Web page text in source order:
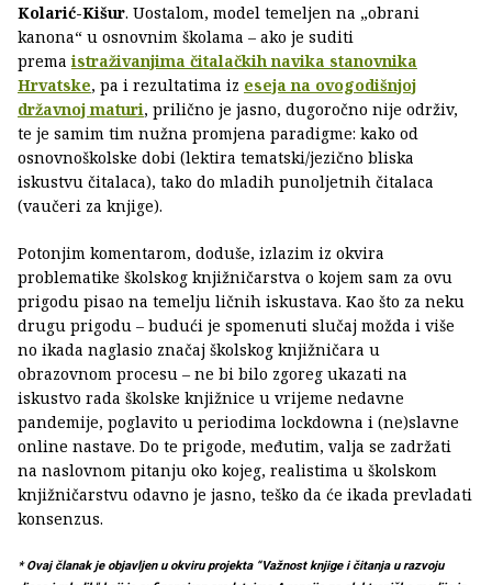
Kolarić-Kišur. Uostalom, model temeljen na „obrani
kanona“ u osnovnim školama – ako je suditi
premaistraživanjima čitalačkih navika stanovnika
Hrvatske, pa i rezultatima iz eseja na ovogodišnjoj
državnoj maturi, prilično je jasno, dugoročno nije održiv,
te je samim tim nužna promjena paradigme: kako od
osnovnoškolske dobi (lektira tematski/jezično bliska
iskustvu čitalaca), tako do mladih punoljetnih čitalaca
(vaučeri za knjige).
Potonjim komentarom, doduše, izlazim iz okvira
problematike školskog knjižničarstva o kojem sam za ovu
prigodu pisao na temelju ličnih iskustava. Kao što za neku
drugu prigodu – budući je spomenuti slučaj možda i više
no ikada naglasio značaj školskog knjižničara u
obrazovnom procesu – ne bi bilo zgoreg ukazati na
iskustvo rada školske knjižnice u vrijeme nedavne
pandemije, poglavito u periodima lockdowna i (ne)slavne
online nastave. Do te prigode, međutim, valja se zadržati
na naslovnom pitanju oko kojeg, realistima u školskom
knjižničarstvu odavno je jasno, teško da će ikada prevladati
konsenzus.
* Ovaj članak je objavljen u okviru projekta “Važnost knjige i čitanja u razvoju